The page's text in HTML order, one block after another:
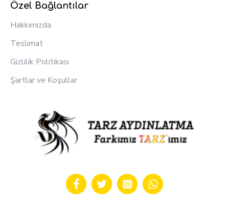
Özel Bağlantılar
Hakkımızda
Teslimat
Gizlilik Politikası
Şartlar ve Koşullar